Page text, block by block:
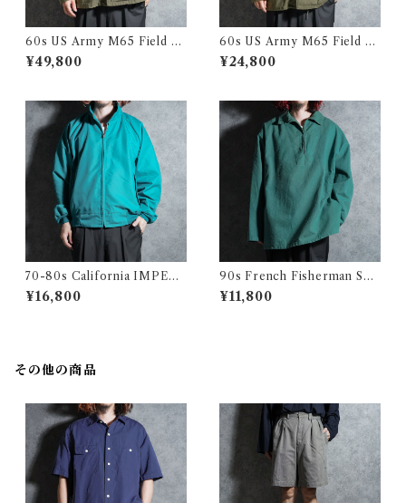
60s US Army M65 Field Ja
cket 1st model アメリカ軍 M
65 フィールド ジャケット
¥49,800
60s US Army M65 Field Ja
cket 2nd model アメリカ軍
M65 フィールド ジャケット 1
¥24,800
70-80s California IMPERI
AL Harrington jacket Made
in USA Swing Top Turquoi
¥16,800
90s French Fisherman Sm
ock Shirts Green フレンチ
フィッシャーマン スモック グ
¥11,800
その他の商品